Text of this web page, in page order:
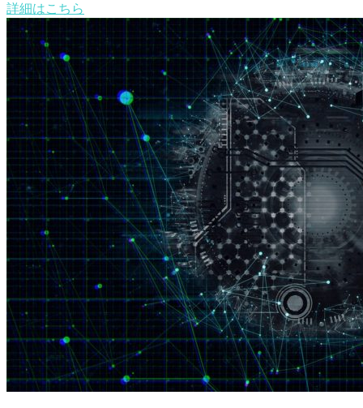
詳細はこちら